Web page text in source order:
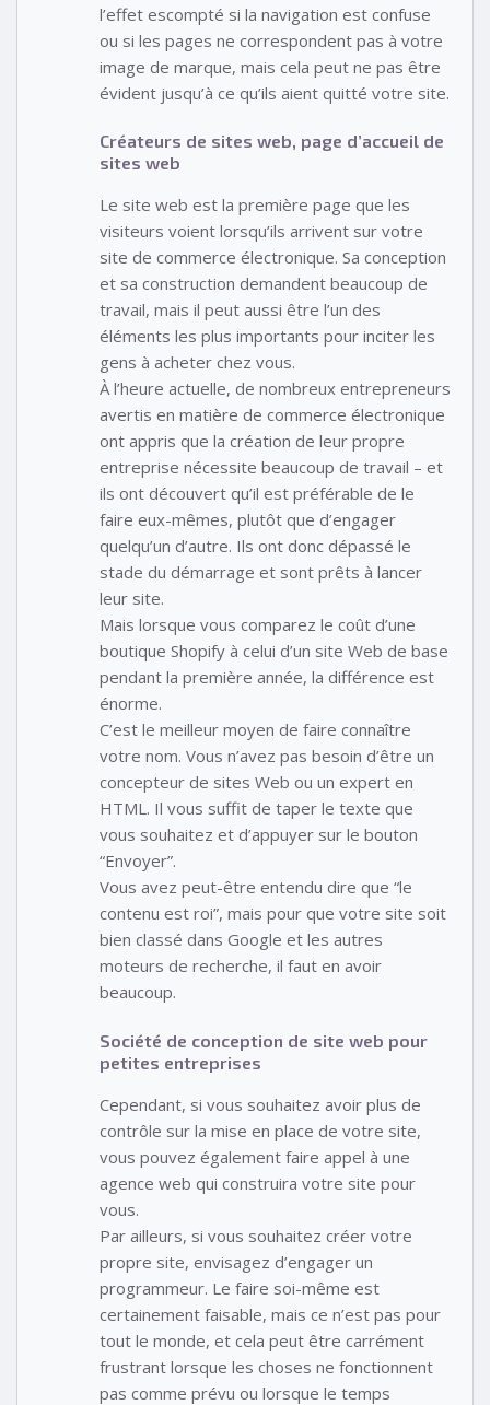
l’effet escompté si la navigation est confuse
ou si les pages ne correspondent pas à votre
image de marque, mais cela peut ne pas être
évident jusqu’à ce qu’ils aient quitté votre site.
Créateurs de sites web, page d’accueil de
sites web
Le site web est la première page que les
visiteurs voient lorsqu’ils arrivent sur votre
site de commerce électronique. Sa conception
et sa construction demandent beaucoup de
travail, mais il peut aussi être l’un des
éléments les plus importants pour inciter les
gens à acheter chez vous.
À l’heure actuelle, de nombreux entrepreneurs
avertis en matière de commerce électronique
ont appris que la création de leur propre
entreprise nécessite beaucoup de travail – et
ils ont découvert qu’il est préférable de le
faire eux-mêmes, plutôt que d’engager
quelqu’un d’autre. Ils ont donc dépassé le
stade du démarrage et sont prêts à lancer
leur site.
Mais lorsque vous comparez le coût d’une
boutique Shopify à celui d’un site Web de base
pendant la première année, la différence est
énorme.
C’est le meilleur moyen de faire connaître
votre nom. Vous n’avez pas besoin d’être un
concepteur de sites Web ou un expert en
HTML. Il vous suffit de taper le texte que
vous souhaitez et d’appuyer sur le bouton
“Envoyer”.
Vous avez peut-être entendu dire que “le
contenu est roi”, mais pour que votre site soit
bien classé dans Google et les autres
moteurs de recherche, il faut en avoir
beaucoup.
Société de conception de site web pour
petites entreprises
Cependant, si vous souhaitez avoir plus de
contrôle sur la mise en place de votre site,
vous pouvez également faire appel à une
agence web qui construira votre site pour
vous.
Par ailleurs, si vous souhaitez créer votre
propre site, envisagez d’engager un
programmeur. Le faire soi-même est
certainement faisable, mais ce n’est pas pour
tout le monde, et cela peut être carrément
frustrant lorsque les choses ne fonctionnent
pas comme prévu ou lorsque le temps